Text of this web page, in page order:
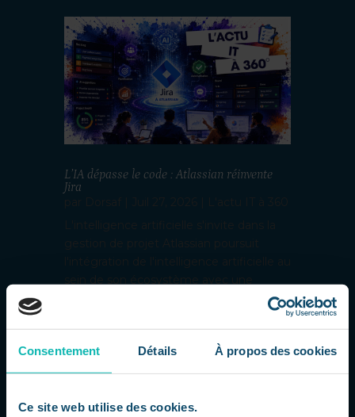
Consentement Détails À propos des cookies
Ce site web utilise des cookies.
L’IA dépasse le code : Atlassian réinvente
Jira
nouvelle génération de fonctionnalités
d'aider les développeurs...